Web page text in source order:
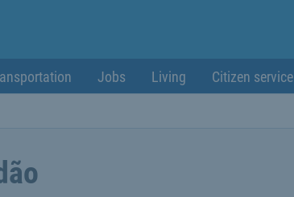
Jobs Living Citizen service